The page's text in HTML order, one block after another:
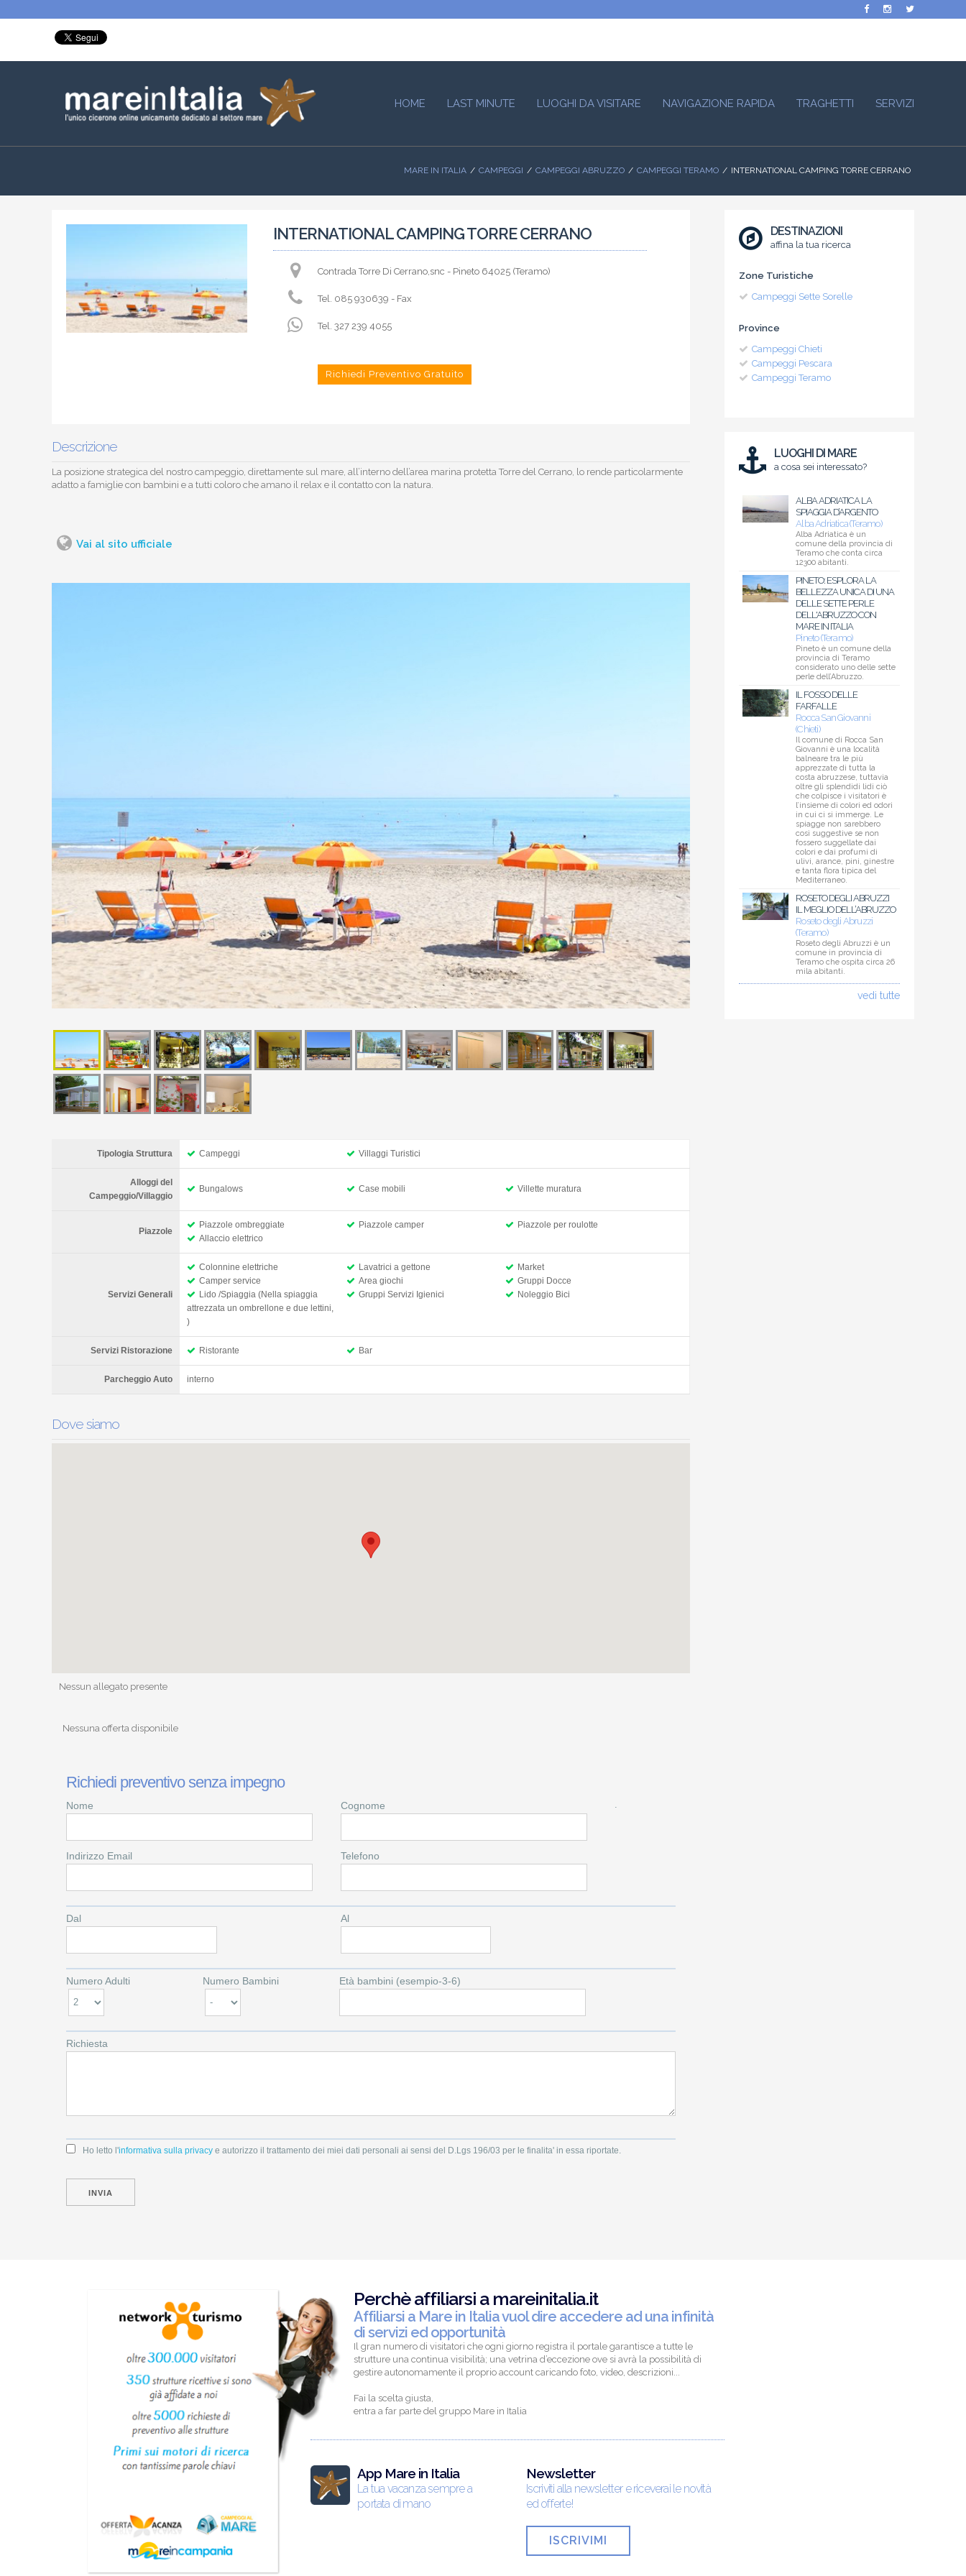
HOME LAST MINUTE LUOGHI DA VISITARE NAVIGAZIONE RAPIDA TRAGHETTI SERVIZI
MARE IN ITALIA CAMPEGGI CAMPEGGI ABRUZZO CAMPEGGI TERAMO INTERNATIONAL CAMPING TORRE CERRANO
INTERNATIONAL CAMPING TORRE CERRANO
Contrada Torre Di Cerrano,snc - Pineto 64025 (Teramo)
Tel. 085 930639 - Fax
Tel. 327 239 4055
Richiedi Preventivo Gratuito
Descrizione
La posizione strategica del nostro campeggio, direttamente sul mare, all’interno dell’area marina protetta Torre del Cerrano, lo rende particolarmente
adatto a famiglie con bambini e a tutti coloro che amano il relax e il contatto con la natura.
Vai al sito ufficiale
Tipologia Struttura Campeggi Villaggi Turistici
Alloggi del
Campeggio/Villaggio
Bungalows Case mobili Villette muratura
Piazzole
Piazzole ombreggiate Piazzole camper
Piazzole per roulotte
Allaccio elettrico
Servizi Generali
Colonnine elettriche Lavatrici a gettone
Market
Camper service
Area giochi
Gruppi Docce
Lido /Spiaggia (Nella spiaggia
attrezzata un ombrellone e due lettini,
)
Gruppi Servizi Igienici Noleggio Bici
Servizi Ristorazione Ristorante Bar
Parcheggio Auto interno
Dove siamo
Nessun allegato presente
Nessuna offerta disponibile
Richiedi preventivo senza impegno
Nome Cognome
Indirizzo Email Telefono
Dal Al
Numero Adulti Numero Bambini Età bambini (esempio-3-6)
Richiesta
Ho letto l'informativa sulla privacy e autorizzo il trattamento dei miei dati personali ai sensi del D.Lgs 196/03 per le finalita' in essa riportate.
DESTINAZIONI
affina la tua ricerca
Zone Turistiche
Campeggi Sette Sorelle
Province
Campeggi Chieti
Campeggi Pescara
Campeggi Teramo
LUOGHI DI MARE
a cosa sei interessato?
ALBA ADRIATICA LA
SPIAGGIA D’ARGENTO
Alba Adriatica (Teramo)
Alba Adriatica è un
comune della provincia di
Teramo che conta circa
12300 abitanti.
PINETO: ESPLORA LA
BELLEZZA UNICA DI UNA
DELLE SETTE PERLE
DELL'ABRUZZO CON
MARE IN ITALIA
Pineto (Teramo)
Pineto è un comune della
provincia di Teramo
considerato uno delle sette
perle dell’Abruzzo.
IL FOSSO DELLE
FARFALLE
Rocca San Giovanni
(Chieti)
Il comune di Rocca San
Giovanni è una località
balneare tra le più
apprezzate di tutta la
costa abruzzese, tuttavia
oltre gli splendidi lidi ciò
che colpisce i visitatori è
l’insieme di colori ed odori
in cui ci si immerge. Le
spiagge non sarebbero
così suggestive se non
fossero suggellate dai
colori e dai profumi di
ulivi, arance, pini, ginestre
e tanta flora tipica del
Mediterraneo.
ROSETO DEGLI ABRUZZI
IL MEGLIO DELL’ABRUZZO
Roseto degli Abruzzi
(Teramo)
Roseto degli Abruzzi è un
comune in provincia di
Teramo che ospita circa 26
mila abitanti.
vedi tutte
Perchè affiliarsi a mareinitalia.it
Affiliarsi a Mare in Italia vuol dire accedere ad una infinità
di servizi ed opportunità
Il gran numero di visitatori che ogni giorno registra il portale garantisce a tutte le
strutture una continua visibilità; una vetrina d’eccezione ove si avrà la possibilità di
gestire autonomamente il proprio account caricando foto, video, descrizioni...
Fai la scelta giusta,
entra a far parte del gruppo Mare in Italia
App Mare in Italia
La tua vacanza sempre a
portata di mano
Newsletter
Iscriviti alla newsletter e riceverai le novità
ed offerte!
ISCRIVIMI